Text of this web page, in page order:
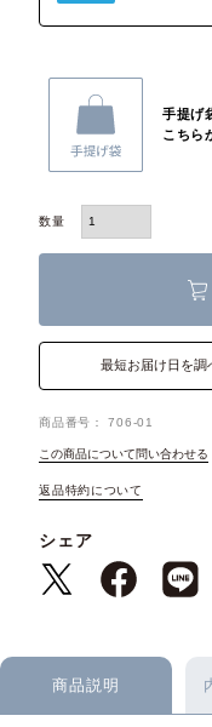
手提げ
こちら
最短お届け日を調
商品番号 706-01
この商品について問い合わせる
返品特約について
シェア
商品説明